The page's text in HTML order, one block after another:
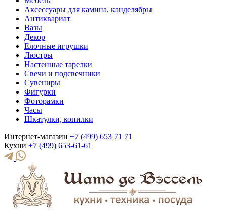
Аксессуары для камина, канделябры
Антиквариат
Вазы
Декор
Елочные игрушки
Люстры
Настенные тарелки
Свечи и подсвечники
Сувениры
Фигурки
Фоторамки
Часы
Шкатулки, копилки
Интернет-магазин +7 (499) 653 71 71
Кухни +7 (499) 653-61-61